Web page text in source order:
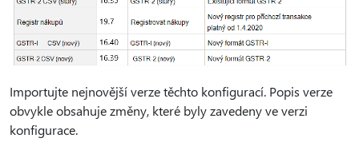
Importujte nejnovější verze těchto konfigurací. Popis verze
obvykle obsahuje změny, které byly zavedeny ve verzi
konfigurace.